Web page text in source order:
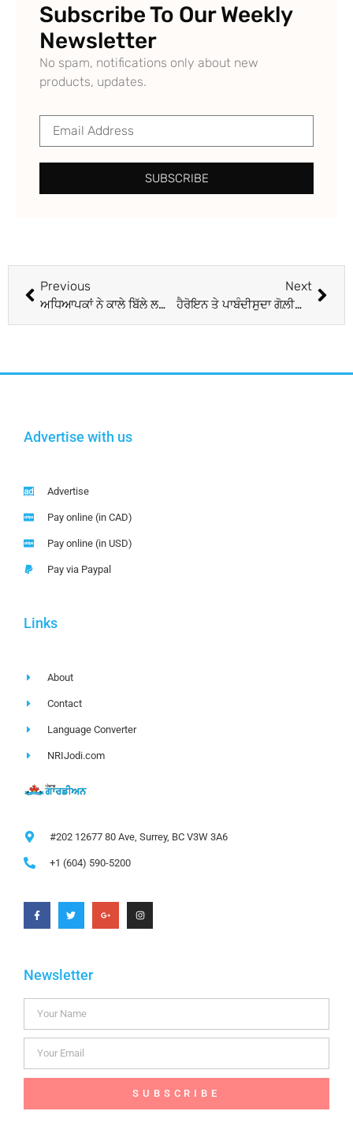
Subscribe To Our Weekly
Newsletter
No spam, notifications only about new
products, updates.
SUBSCRIBE
Previous
ਅਧਿਆਪਕਾਂ ਨੇ ਕਾਲੇ ਬਿੱਲੇ ਲਗਾ ਕੇ ਕੀਤਾ ਰੋਸ ਪ੍ਰਦਰਸ਼ਨ
Next
ਹੈਰੋਇਨ ਤੇ ਪਾਬੰਦੀਸੁਦਾ ਗੋਲ਼ੀਆਂ ਸਮੇਤ ਗਿ੍ਫ਼ਤਾਰ
Advertise with us
Advertise
Pay online (in CAD)
Pay online (in USD)
Pay via Paypal
Links
About
Contact
Language Converter
NRIJodi.com
#202 12677 80 Ave, Surrey, BC V3W 3A6
+1 (604) 590-5200
Newsletter
SUBSCRIBE